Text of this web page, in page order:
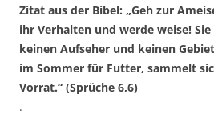
Zitat aus der Bibel: „Geh zur
ihr Verhalten und werde weise!
keinen Aufseher und keinen
im Sommer für Futter, sammelt
Vorrat.“ (Sprüche 6,6)
.